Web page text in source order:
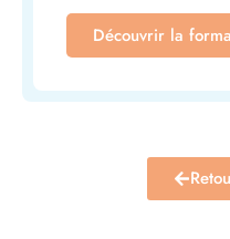
Découvrir la